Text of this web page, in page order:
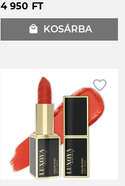
4 950 FT
local_mall KOSÁRBA
favorite_border